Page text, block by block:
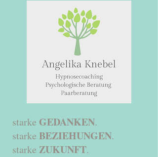
starke GEDANKEN.
starke BEZIEHUNGEN.
starke ZUKUNFT.